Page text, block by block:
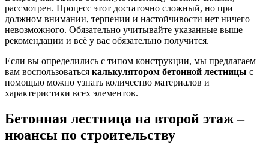
рассмотрен. Процесс этот достаточно сложный, но при
должном внимании, терпении и настойчивости нет ничего
невозможного. Обязательно учитывайте указанные выше
рекомендации и всё у вас обязательно получится.
Если вы определились с типом конструкции, мы предлагаем
вам воспользоваться калькулятором бетонной лестницы с
помощью можно узнать количество материалов и
характеристики всех элементов.
Бетонная лестница на второй этаж –
нюансы по строительству